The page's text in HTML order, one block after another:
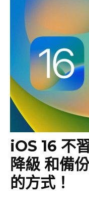
iOS 16 不
降級 和備
的方式！